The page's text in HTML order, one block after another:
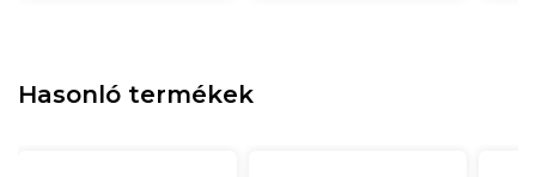
Hasonló termékek